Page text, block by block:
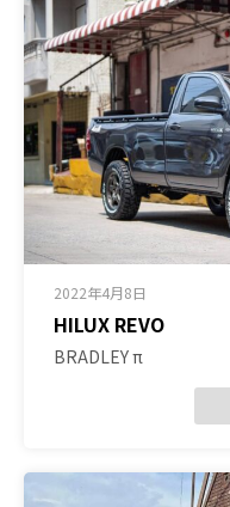
2022年4月8日
HILUX REVO
BRADLEY π